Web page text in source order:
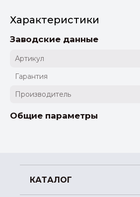
Характеристики
Заводские данные
Артикул
Гарантия
Производитель
Общие параметры
КАТАЛОГ